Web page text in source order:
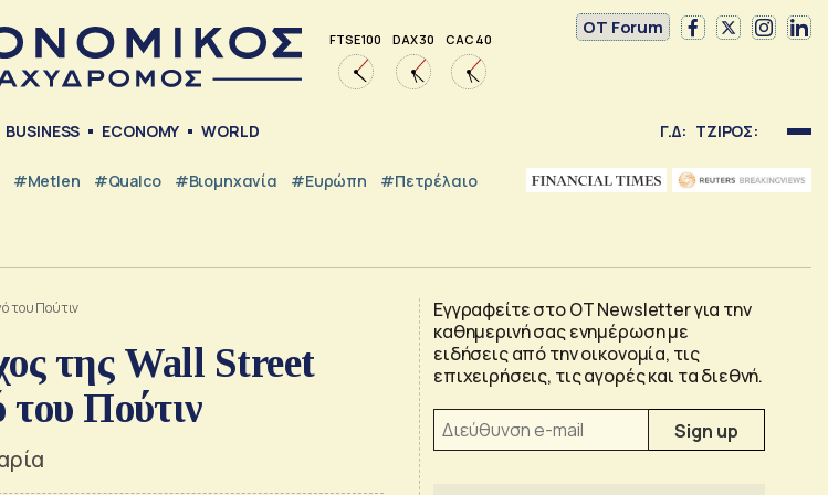
FTSE 100 DAX 30 CAC 40
OT Forum
BUSINESS ECONOMY WORLD Γ.Δ: ΤΖΙΡΟΣ:
#metlen #Qualco #Βιομηχανία #Ευρώπη #Πετρέλαιο
του Πούτιν
της Wall Street
του Πούτιν
Εγγραφείτε στο OT Newsletter για την
καθημερινή σας ενημέρωση με
ειδήσεις από την οικονομία, τις
επιχειρήσεις, τις αγορές και τα διεθνή.